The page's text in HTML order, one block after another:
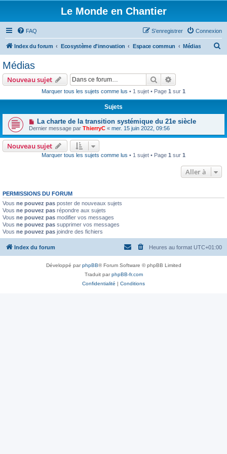
Le Monde en Chantier
FAQ Connexion
S’enregistrer
Index du forum Ecosystème d'innovation Espace commun Médias
Médias
Nouveau sujet Rechercher
Marquer tous les sujets comme lus • 1 sujet • Page 1 sur 1
Sujets
La charte de la transition systémique du 21e siècle
Dernier message par ThierryC « mer. 15 juin 2022, 09:56
Nouveau sujet
Marquer tous les sujets comme lus • 1 sujet • Page 1 sur 1
Aller à
PERMISSIONS DU FORUM
Vous ne pouvez pas poster de nouveaux sujets
Vous ne pouvez pas répondre aux sujets
Vous ne pouvez pas modifier vos messages
Vous ne pouvez pas supprimer vos messages
Vous ne pouvez pas joindre des fichiers
Index du forum Heures au format UTC+01:00
Développé parphpBB® Forum Software © phpBB Limited
Traduit parphpBB-fr.com
Confidentialité | Conditions